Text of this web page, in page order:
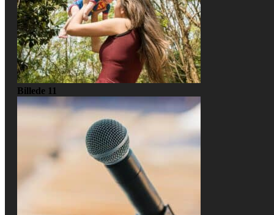
Billede 11